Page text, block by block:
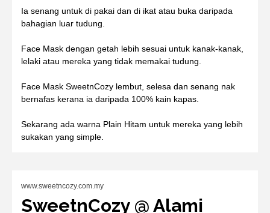
Ia senang untuk di pakai dan di ikat atau buka daripada
bahagian luar tudung.
Face Mask dengan getah lebih sesuai untuk kanak-kanak,
lelaki atau mereka yang tidak memakai tudung.
Face Mask SweetnCozy lembut, selesa dan senang nak
bernafas kerana ia daripada 100% kain kapas.
Sekarang ada warna Plain Hitam untuk mereka yang lebih
sukakan yang simple.
www.sweetncozy.com.my
SweetnCozy @ Alami